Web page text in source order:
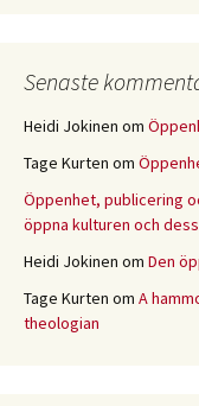
Senaste
Heidi Jokinen om
Tage Kurten om
Öppenhet, publicering
öppna kulturen och
Heidi Jokinen om Den
Tage Kurten om A
theologian